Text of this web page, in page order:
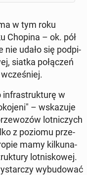
w tym roku
Chopina – ok. pół
nie udało się pod­pi­
siatka po­łą­czeń
in­fra­struk­tu­rę w
– wska­zu­je
lot­ni­czych
z poziomu prze­
mamy kil­ku­na­
lot­ni­sko­wej.
wy­bu­do­wać